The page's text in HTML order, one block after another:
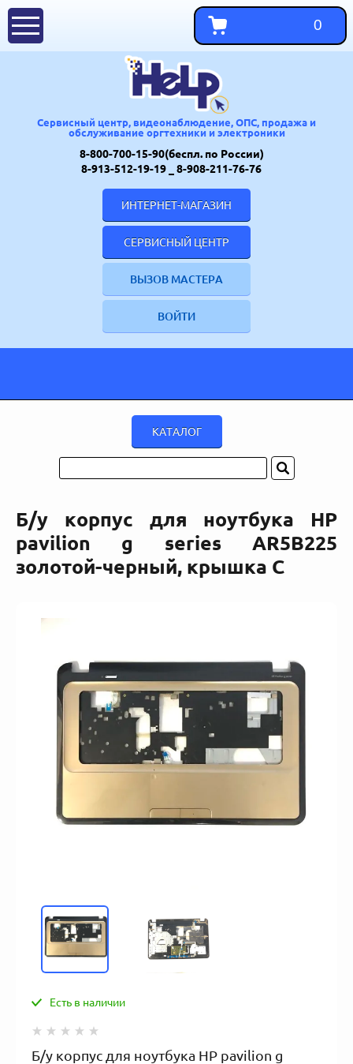
Сервисный центр, видеонаблюдение, ОПС, продажа и
обслуживание оргтехники и электроники
8-800-700-15-90(беспл. по России)
8-913-512-19-19
_ 8-908-211-76-76
ИНТЕРНЕТ-МАГАЗИН
СЕРВИСНЫЙ ЦЕНТР
ВЫЗОВ МАСТЕРА
ВОЙТИ
0
Б/у корпус для ноутбука HP
pavilion g series AR5B225
золотой-черный, крышка C
Есть в наличии
Б/у корпус для ноутбука HP pavilion g